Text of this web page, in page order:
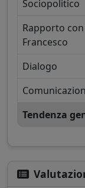
Sociopolitico
Rapporto con
Francesco
Dialogo
Tendenza